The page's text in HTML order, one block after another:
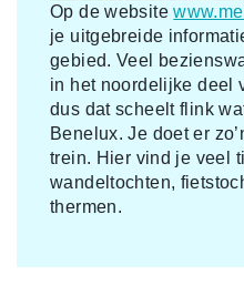
Op de website
je uitgebreide
gebied. Veel
in het noordelijke deel
dus dat scheelt flink
Benelux. Je doet er
trein. Hier vind je veel
wandeltochten,
thermen.